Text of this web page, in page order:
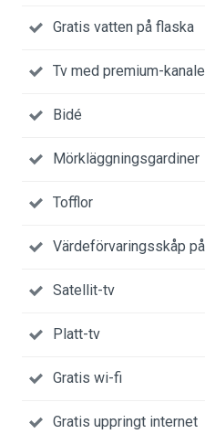
Gratis vatten på flaska
Tv med premium-
Bidé
Mörkläggningsgardiner
Tofflor
Värdeförvaringsskåp
Satellit-tv
Platt-tv
Gratis wi-fi
Gratis uppringt internet